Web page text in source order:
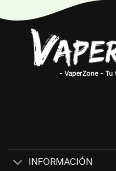
- VaperZone - Tu
INFORMACIÓN